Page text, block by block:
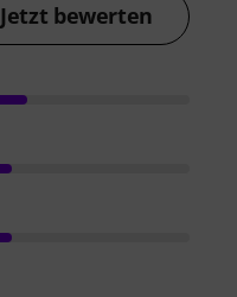
Jetzt bewerten